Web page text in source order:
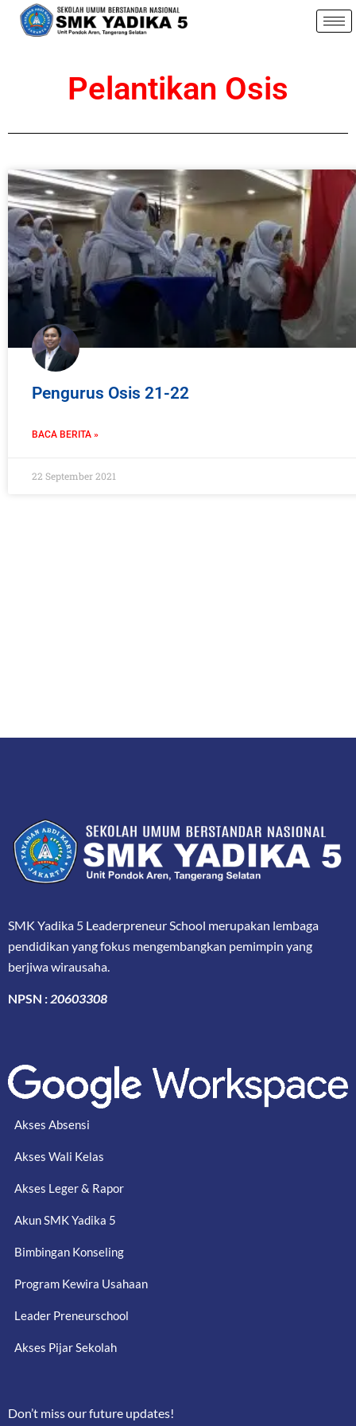
Pelantikan Osis
Pengurus Osis 21-22
BACA BERITA »
22 September 2021
SMK Yadika 5 Leaderpreneur School merupakan lembaga
pendidikan yang fokus mengembangkan pemimpin yang
berjiwa wirausaha.
NPSN :20603308
Akses Absensi
Akses Wali Kelas
Akses Leger & Rapor
Akun SMK Yadika 5
Bimbingan Konseling
Program Kewira Usahaan
Leader Preneurschool
Akses Pijar Sekolah
Don’t miss our future updates!